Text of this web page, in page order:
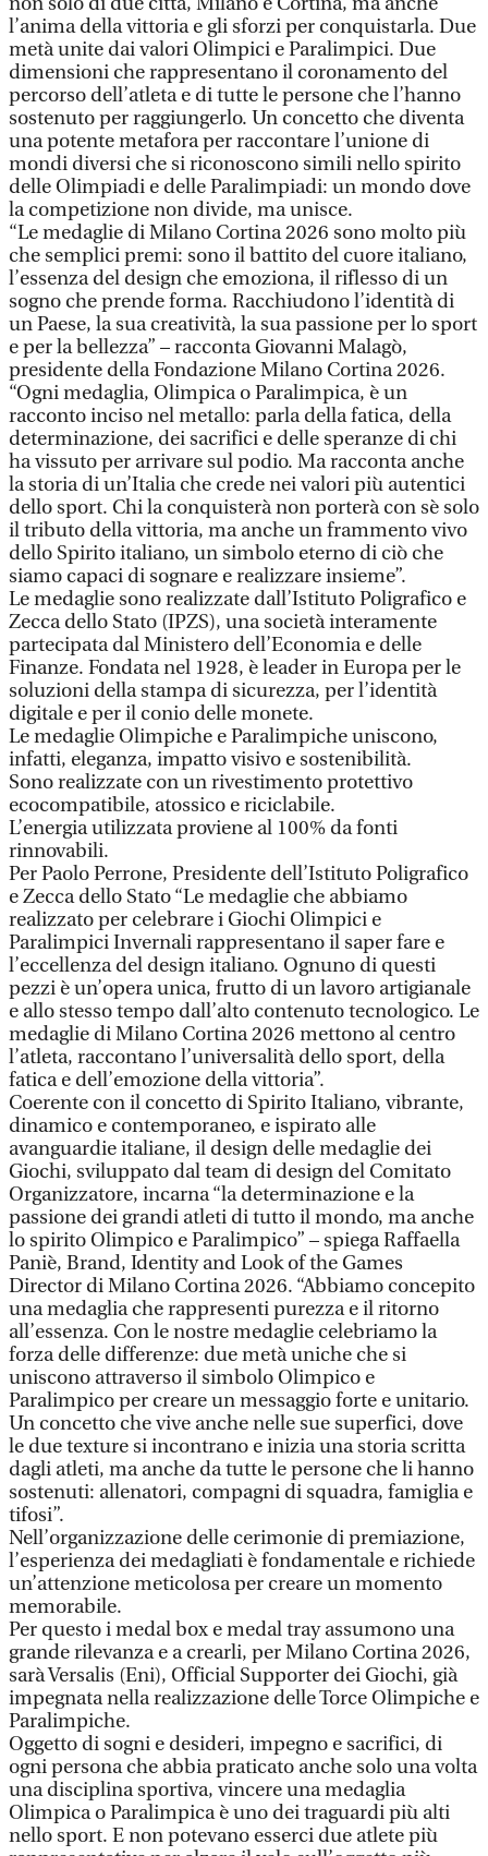
l’anima della vittoria e gli sforzi per conquistarla. Due
metà unite dai valori Olimpici e Paralimpici. Due
dimensioni che rappresentano il coronamento del
percorso dell’atleta e di tutte le persone che l’hanno
sostenuto per raggiungerlo. Un concetto che diventa
una potente metafora per raccontare l’unione di
mondi diversi che si riconoscono simili nello spirito
delle Olimpiadi e delle Paralimpiadi: un mondo dove
la competizione non divide, ma unisce.
“Le medaglie di Milano Cortina 2026 sono molto più
che semplici premi: sono il battito del cuore italiano,
l’essenza del design che emoziona, il riflesso di un
sogno che prende forma. Racchiudono l’identità di
un Paese, la sua creatività, la sua passione per lo sport
e per la bellezza” – racconta Giovanni Malagò,
presidente della Fondazione Milano Cortina 2026.
“Ogni medaglia, Olimpica o Paralimpica, è un
racconto inciso nel metallo: parla della fatica, della
determinazione, dei sacrifici e delle speranze di chi
ha vissuto per arrivare sul podio. Ma racconta anche
la storia di un’Italia che crede nei valori più autentici
dello sport. Chi la conquisterà non porterà con sè solo
il tributo della vittoria, ma anche un frammento vivo
dello Spirito italiano, un simbolo eterno di ciò che
siamo capaci di sognare e realizzare insieme”.
Le medaglie sono realizzate dall’Istituto Poligrafico e
Zecca dello Stato (IPZS), una società interamente
partecipata dal Ministero dell’Economia e delle
Finanze. Fondata nel 1928, è leader in Europa per le
soluzioni della stampa di sicurezza, per l’identità
digitale e per il conio delle monete.
Le medaglie Olimpiche e Paralimpiche uniscono,
infatti, eleganza, impatto visivo e sostenibilità.
Sono realizzate con un rivestimento protettivo
ecocompatibile, atossico e riciclabile.
L’energia utilizzata proviene al 100% da fonti
rinnovabili.
Per Paolo Perrone, Presidente dell’Istituto Poligrafico
e Zecca dello Stato “Le medaglie che abbiamo
realizzato per celebrare i Giochi Olimpici e
Paralimpici Invernali rappresentano il saper fare e
l’eccellenza del design italiano. Ognuno di questi
pezzi è un’opera unica, frutto di un lavoro artigianale
e allo stesso tempo dall’alto contenuto tecnologico. Le
medaglie di Milano Cortina 2026 mettono al centro
l’atleta, raccontano l’universalità dello sport, della
fatica e dell’emozione della vittoria”.
Coerente con il concetto di Spirito Italiano, vibrante,
dinamico e contemporaneo, e ispirato alle
avanguardie italiane, il design delle medaglie dei
Giochi, sviluppato dal team di design del Comitato
Organizzatore, incarna “la determinazione e la
passione dei grandi atleti di tutto il mondo, ma anche
lo spirito Olimpico e Paralimpico” – spiega Raffaella
Paniè, Brand, Identity and Look of the Games
Director di Milano Cortina 2026. “Abbiamo concepito
una medaglia che rappresenti purezza e il ritorno
all’essenza. Con le nostre medaglie celebriamo la
forza delle differenze: due metà uniche che si
uniscono attraverso il simbolo Olimpico e
Paralimpico per creare un messaggio forte e unitario.
Un concetto che vive anche nelle sue superfici, dove
le due texture si incontrano e inizia una storia scritta
dagli atleti, ma anche da tutte le persone che li hanno
sostenuti: allenatori, compagni di squadra, famiglia e
tifosi”.
Nell’organizzazione delle cerimonie di premiazione,
l’esperienza dei medagliati è fondamentale e richiede
un’attenzione meticolosa per creare un momento
memorabile.
Per questo i medal box e medal tray assumono una
grande rilevanza e a crearli, per Milano Cortina 2026,
sarà Versalis (Eni), Official Supporter dei Giochi, già
impegnata nella realizzazione delle Torce Olimpiche e
Paralimpiche.
Oggetto di sogni e desideri, impegno e sacrifici, di
ogni persona che abbia praticato anche solo una volta
una disciplina sportiva, vincere una medaglia
Olimpica o Paralimpica è uno dei traguardi più alti
nello sport. E non potevano esserci due atlete più